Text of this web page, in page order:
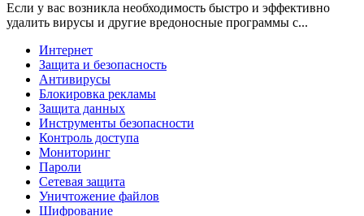
Если у вас возникла необходимость быстро и эффективно
удалить вирусы и другие вредоносные программы с...
Интернет
Защита и безопасность
Антивирусы
Блокировка рекламы
Защита данных
Инструменты безопасности
Контроль доступа
Мониторинг
Пароли
Сетевая защита
Уничтожение файлов
Шифрование